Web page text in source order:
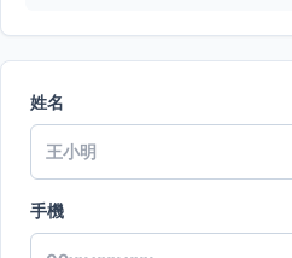
姓名
手機